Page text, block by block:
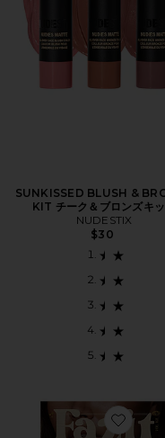
SUNKISSED BLUSH &
KIT チーク＆ブロンズキ
NUDESTIX
$30
Favorite